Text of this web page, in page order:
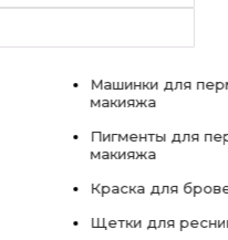
Машинки для
макияжа
Пигменты для
макияжа
Краска для
Щетки для